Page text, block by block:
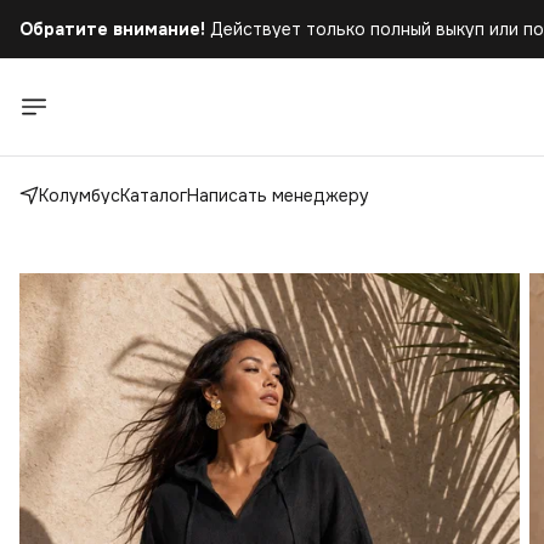
Обратите внимание! Действует только полный выкуп или
Действует только полный выкуп или
КолумбусКаталогНаписать менеджеру